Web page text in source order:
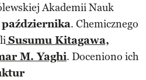
Akademii Nauk
. Chemicznego
Susumu Kitagawa,
M. Yaghi. Doceniono ich